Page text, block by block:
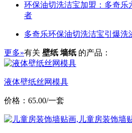
环保油切洗洁宝加盟：多奇乐
者
多奇乐环保油切洗洁宝引爆洗
更多»有关 壁纸 墙纸 的产品：
液体壁纸丝网模具
价格：65.00/一套